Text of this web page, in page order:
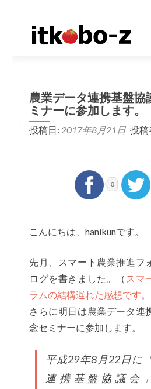
農業データ連携基盤協
ミナーに参加します。
投稿日: 2017年8月21日 投稿
0
こんにちは、hanikunです。
先月、スマート農業推進フ
ログを書きました。（ スマ
ラムの結構遅れた感想です。
さらに明日は農業データ連
念セミナーに参加します。
平成29年8月22日に
連携基盤協議会